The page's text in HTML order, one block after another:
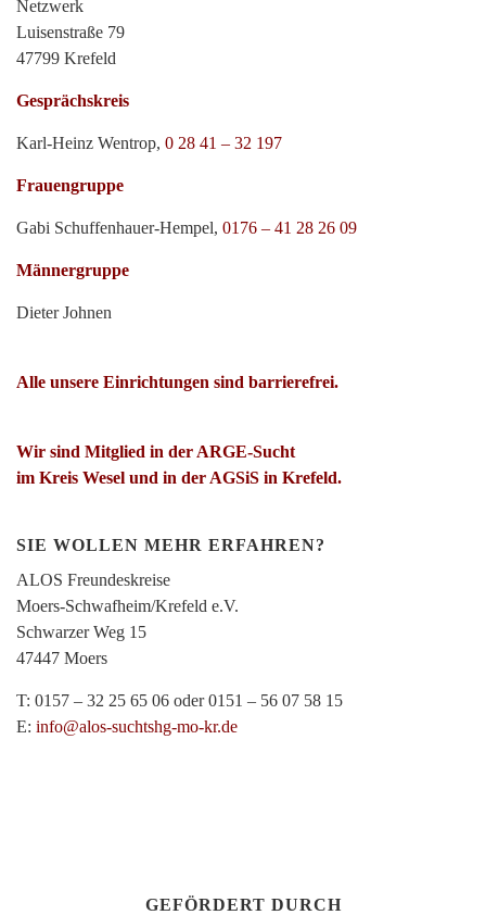
Netzwerk
Luisenstraße 79
47799 Krefeld
Gesprächskreis
Karl-Heinz Wentrop, 0 28 41 – 32 197
Frauengruppe
Gabi Schuffenhauer-Hempel, 0176 – 41 28 26 09
Männergruppe
Dieter Johnen
Alle unsere Einrichtungen sind barrierefrei.
Wir sind Mitglied in der ARGE-Sucht
im Kreis Wesel und in der AGSiS in Krefeld.
SIE WOLLEN MEHR ERFAHREN?
ALOS Freundeskreise
Moers-Schwafheim/Krefeld e.V.
Schwarzer Weg 15
47447 Moers
T: 0157 – 32 25 65 06 oder 0151 – 56 07 58 15
E: info@alos-suchtshg-mo-kr.de
GEFÖRDERT DURCH